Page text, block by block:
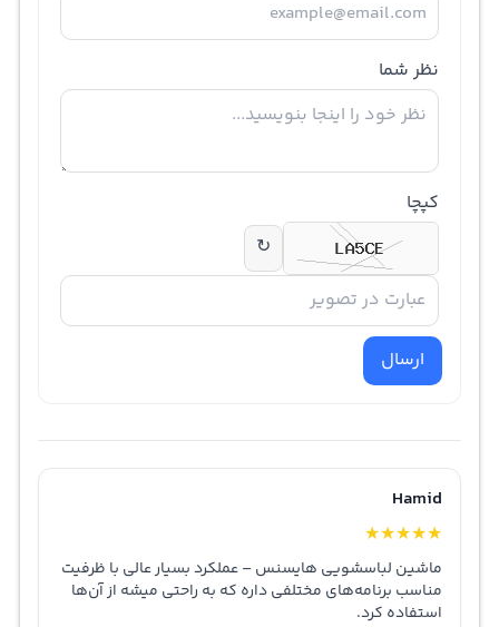
نظر شما
کپچا
↻
ارسال
Hamid
★
★
★
★
★
ماشین لباسشویی هایسنس – عملکرد بسیار عالی با ظرفیت
مناسب برنامه‌های مختلفی داره که به راحتی میشه از آن‌ها
استفاده کرد.